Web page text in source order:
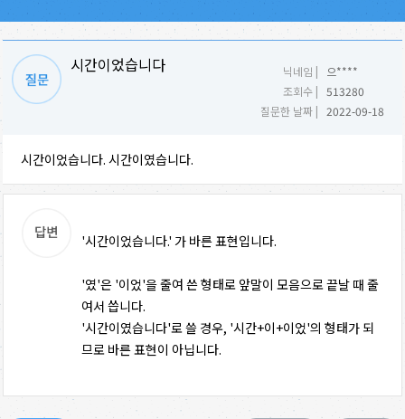
닉네임 |
으****
조회수 | 513280
질문한 날짜 | 2022-09-18
시간이었습니다
시간이었습니다. 시간이였습니다.
'시간이었습니다.' 가 바른 표현입니다.
'였'은 '이었'을 줄여 쓴 형태로 앞말이 모음으로 끝날 때 줄
여서 씁니다.
'시간이였습니다'로 쓸 경우, '시간+이+이었'의 형태가 되
므로 바른 표현이 아닙니다.